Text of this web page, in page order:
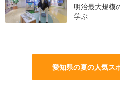
明治最大規模
学ぶ
愛知県の夏の人気ス